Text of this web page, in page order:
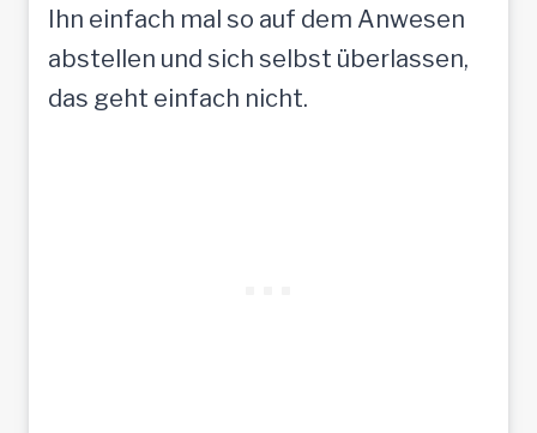
Ihn einfach mal so auf dem Anwesen
abstellen und sich selbst überlassen,
das geht einfach nicht.